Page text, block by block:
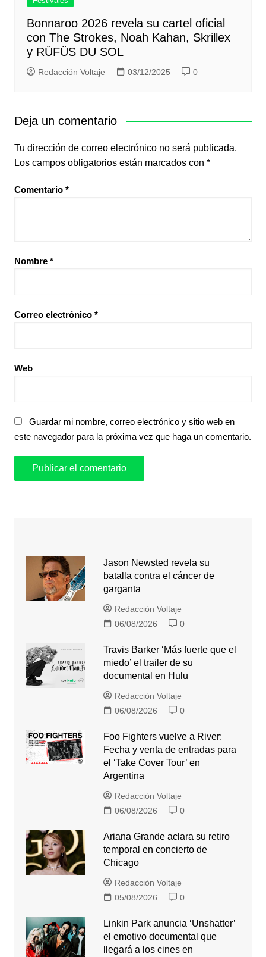
Bonnaroo 2026 revela su cartel oficial
con The Strokes, Noah Kahan, Skrillex
y RÜFÜS DU SOL
Redacción Voltaje 03/12/2025 0
Deja un comentario
Tu dirección de correo electrónico no será publicada.
Los campos obligatorios están marcados con *
Comentario *
Nombre *
Correo electrónico *
Web
Guardar mi nombre, correo electrónico y sitio web en
este navegador para la próxima vez que haga un comentario.
Jason Newsted revela su
batalla contra el cáncer de
garganta
Redacción Voltaje
06/08/2026
0
Travis Barker ‘Más fuerte que el
miedo’ el trailer de su
documental en Hulu
Redacción Voltaje
06/08/2026
0
Foo Fighters vuelve a River:
Fecha y venta de entradas para
el ‘Take Cover Tour’ en
Argentina
Redacción Voltaje
06/08/2026
0
Ariana Grande aclara su retiro
temporal en concierto de
Chicago
Redacción Voltaje
05/08/2026
0
Linkin Park anuncia ‘Unshatter’
el emotivo documental que
llegará a los cines en